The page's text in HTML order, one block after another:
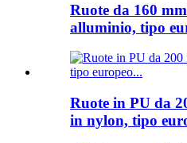
Ruote da 160
alluminio, tipo
Ruote in PU da
in nylon, tipo